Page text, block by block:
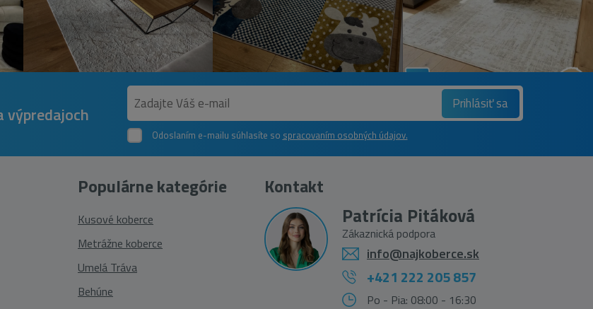
výpredajoch Prihlásiť sa
Odoslaním e-mailu súhlasíte so spracovaním osobných údajov.
Populárne kategórie
Kusové koberce
Metrážne koberce
Umelá Tráva
Behúne
Kontakt
Patrícia Pitáková
Zákaznická podpora
info@najkoberce.sk
+421 222 205 857
Po - Pia: 08:00 - 16:30